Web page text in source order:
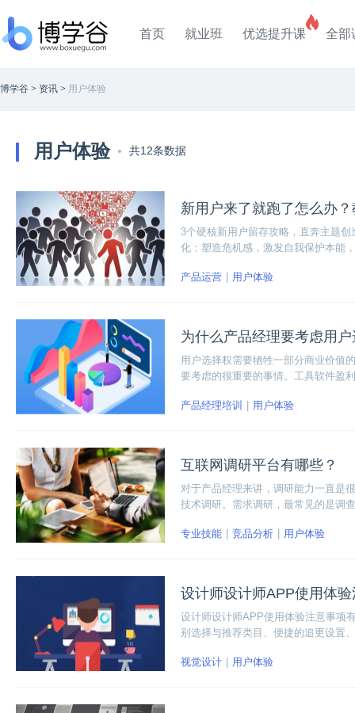
首页 就业班 优选提升课 全部
博学谷 > 资讯 > 用户体验
用户体验 共12条数据
新用户来了就跑了怎么办
3个硬核新用户留存攻略，直奔主题
化；塑造危机感，激发自我保护本能
产品运营 用户体验
为什么产品经理要考虑用
用户选择权需要牺牲一部分商业价值
要考虑的很重要的事情。工具软件盈
产品经理培训 用户体验
互联网调研平台有哪些？
对于产品经理来讲，调研能力一直是
技术调研。需求调研，最常见的是调
专业技能
竞品分析 用户体验
设计师设计师APP使用体
设计师设计师APP使用体验注意事项
别选择与推荐类目、便捷的追更设置
视觉设计
用户体验